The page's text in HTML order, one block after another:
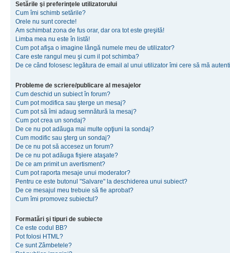
Setările şi preferinţele utilizatorului
Cum îmi schimb setările?
Orele nu sunt corecte!
Am schimbat zona de fus orar, dar ora tot este greşită!
Limba mea nu este în listă!
Cum pot afişa o imagine lângă numele meu de utilizator?
Care este rangul meu şi cum il pot schimba?
De ce când folosesc legătura de email al unui utilizator îmi cere să mă
Probleme de scriere/publicare al mesajelor
Cum deschid un subiect în forum?
Cum pot modifica sau şterge un mesaj?
Cum pot să îmi adaug semnătură la mesaj?
Cum pot crea un sondaj?
De ce nu pot adăuga mai multe opţiuni la sondaj?
Cum modific sau şterg un sondaj?
De ce nu pot să accesez un forum?
De ce nu pot adăuga fişiere ataşate?
De ce am primit un avertisment?
Cum pot raporta mesaje unui moderator?
Pentru ce este butonul "Salvare" la deschiderea unui subiect?
De ce mesajul meu trebuie să fie aprobat?
Cum îmi promovez subiectul?
Formatări şi tipuri de subiecte
Ce este codul BB?
Pot folosi HTML?
Ce sunt Zâmbetele?